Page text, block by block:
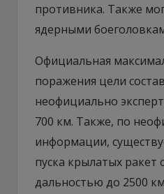
противника. Также
ядерными
Официальная
поражения цели
неофициально
700 км. Также, по
информации,
пуска крылатых ракет
дальностью до 2500